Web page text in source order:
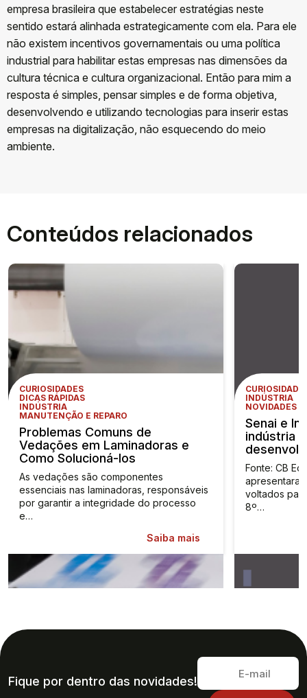
empresa brasileira que estabelecer estratégias neste
sentido estará alinhada estrategicamente com ela. Para ele
não existem incentivos governamentais ou uma política
industrial para habilitar estas empresas nas dimensões da
cultura técnica e cultura organizacional. Então para mim a
resposta é simples, pensar simples e de forma objetiva,
desenvolvendo e utilizando tecnologias para inserir estas
empresas na digitalização, não esquecendo do meio
ambiente.
Conteúdos relacionados
CURIOSIDADES
DICAS RÁPIDAS
INDÚSTRIA
MANUTENÇÃO E REPARO
Problemas Comuns de
Vedações em Laminadoras e
Como Solucioná-los
As vedações são componentes
essenciais nas laminadoras, responsáveis
por garantir a integridade do processo
e…
Saiba mais
INDÚSTRIA
NOVIDADES
Senai e
indústria
Fonte: CB
voltados
8º…
Fique por dentro das novidades!